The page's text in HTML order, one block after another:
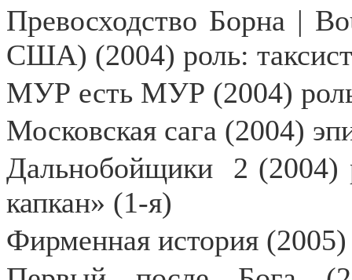
Превосходство Борна |
США) (2004) роль: таксист
МУР есть МУР (2004)
Московская сага (2004)
Дальнобойщики
2 (2004)
капкан» (1-я)
Фирменная история